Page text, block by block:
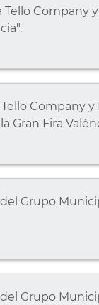
Company y
Company y
Gran Fira
Grupo
Grupo